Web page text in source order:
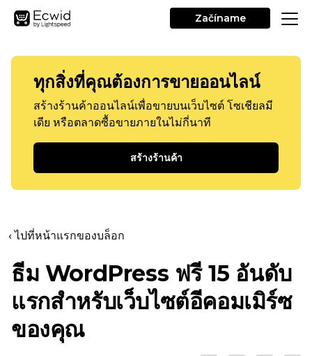
Začíname
ทุกสิ่งที่คุณต้องการขายออนไลน์
สร้างร้านค้าออนไลน์เพื่อขายบนเว็บไซต์ โซเชียลมี
เดีย หรือตลาดซื้อขายภายในไม่กี่นาที
สร้างร้านค้า
‹ ไปที่หน้าแรกของบล็อก
ธีม WordPress ฟรี 15 อันดับ
แรกสำหรับเว็บไซต์อีคอมเมิร์ซ
ของคุณ